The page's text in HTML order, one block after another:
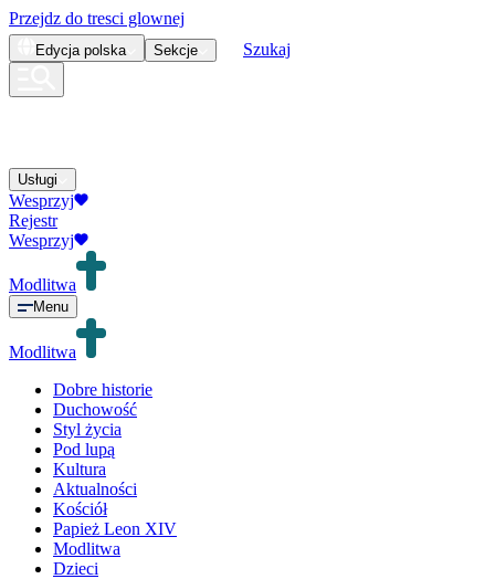
Przejdz do tresci glownej
Edycja polska Sekcje Szukaj
Usługi
Wesprzyj
Rejestr
Wesprzyj
Modlitwa
Menu
Modlitwa
Dobre historie
Duchowość
Styl życia
Pod lupą
Kultura
Aktualności
Kościół
Papież Leon XIV
Modlitwa
Dzieci